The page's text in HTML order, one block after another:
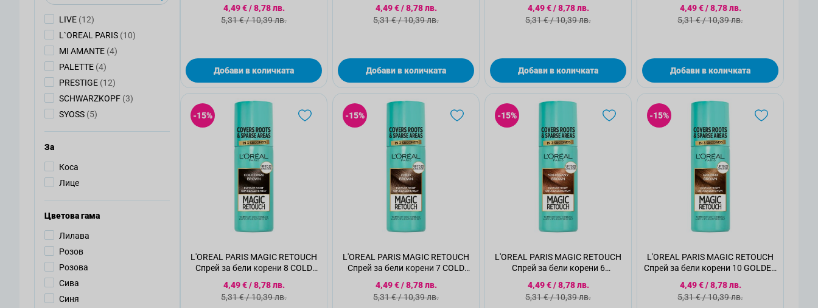
LIVE (12)
L`OREAL PARIS (10)
MI AMANTE (4)
PALETTE (4)
PRESTIGE (12)
SCHWARZKOPF (3)
SYOSS (5)
За
Коса
Лице
Цветова гама
Лилава
Розов
Розова
Сива
Синя
Специална цена
4,49 €/8,78 лв.
Стандартна цена
5,31 €/10,39 лв.
Добави в количката
Специална цена
4,49 €/8,78 лв.
Стандартна цена
5,31 €/10,39 лв.
Добави в количката
Специална цена
4,49 €/8,78 лв.
Стандартна цена
5,31 €/10,39 лв.
Добави в количката
Специална цена
4,49 €/8,78 лв.
Стандартна цена
5,31 €/10,39 лв.
Добави в количката
-15%
L'OREAL PARIS MAGIC RETOUCH
Спрей за бели корени 8 COLD
Специална цена
4,49 €/8,78 лв.
Стандартна цена
5,31 €/10,39 лв.
-15%
L'OREAL PARIS MAGIC RETOUCH
Спрей за бели корени 7 COLD
Специална цена
4,49 €/8,78 лв.
Стандартна цена
5,31 €/10,39 лв.
-15%
L'OREAL PARIS MAGIC RETOUCH
Спрей за бели корени 6
Специална цена
4,49 €/8,78 лв.
Стандартна цена
5,31 €/10,39 лв.
-15%
L'OREAL PARIS MAGIC RETOUCH
Спрей за бели корени 10 GOLDEN
Специална цена
4,49 €/8,78 лв.
Стандартна цена
5,31 €/10,39 лв.